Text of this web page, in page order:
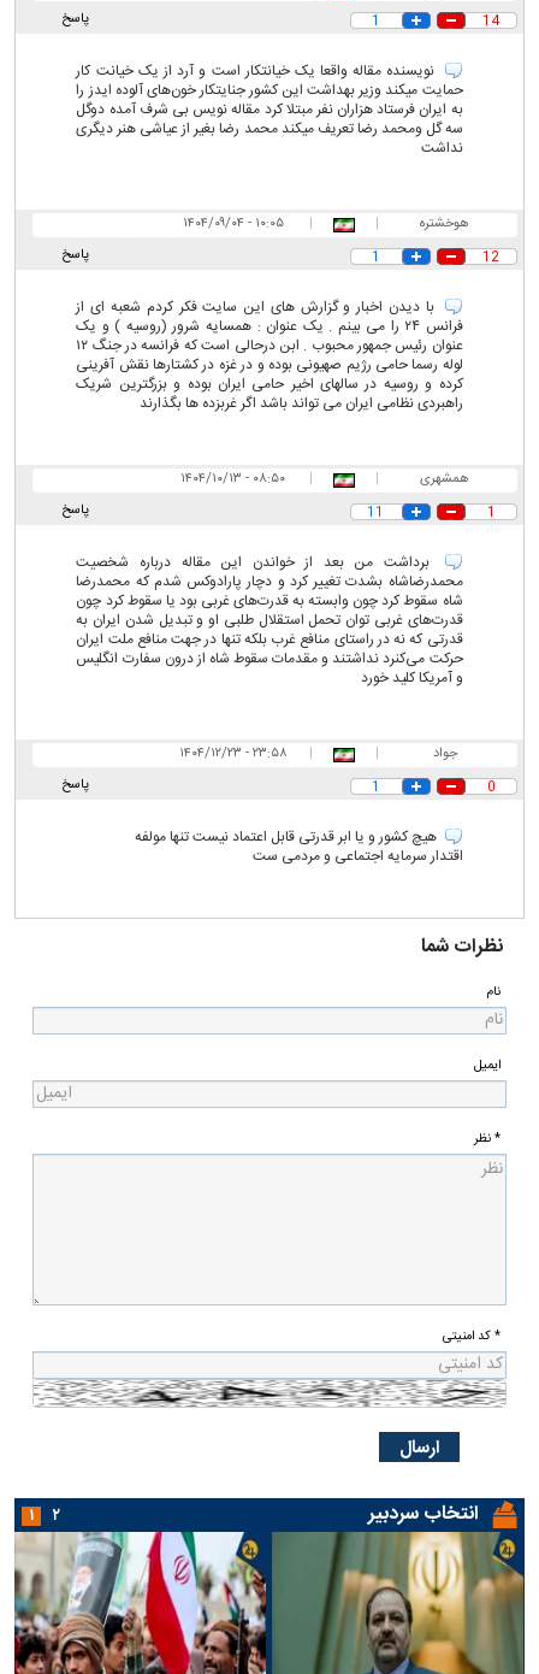
پاسخ
14
1
نویسنده مقاله واقعا یک خیانتکار است و آرد از یک خیانت کار
حمایت میکند وزیر بهداشت این کشور جنایتکار خون‌های آلوده ایدز را
به ایران فرستاد هزاران نفر مبتلا کرد مقاله نویس بی شرف آمده دوگل
سه گل ومحمد رضا تعریف میکند محمد رضا بغیر از عیاشی هنر دیگری
نداشت
هوخشتره |
|
۱۰:۰۵ - ۱۴۰۴/۰۹/۰۴
پاسخ
12
1
با دیدن اخبار و گزارش های این سایت فکر کردم شعبه ای از
فرانس ۲۴ را می بینم . یک عنوان : همسایه شرور (روسیه ) و یک
عنوان رئیس جمهور محبوب . ابن درحالی است که فرانسه در جنگ ۱۲
لوله رسما حامی رژیم صهیونی بوده و در غزه در کشتارها نقش آفرینی
کرده و روسیه در سالهای اخیر حامی ایران بوده و بزرگترین شریک
راهبردی نظامی ایران می تواند باشد اگر غربزده ها بگذارند
همشهری |
|
۰۸:۵۰ - ۱۴۰۴/۱۰/۱۳
پاسخ
1
11
برداشت من بعد از خواندن این مقاله درباره شخصیت
محمدرضاشاه بشدت تغییر کرد و دچار پارادوکس شدم که محمدرضا
شاه سقوط کرد چون وابسته به قدرت‌های غربی بود یا سقوط کرد چون
قدرت‌های غربی توان تحمل استقلال طلبی او و تبدیل شدن ایران به
قدرتی که نه در راستای منافع غرب بلکه تنها در جهت منافع ملت ایران
حرکت می‌کنرد نداشتند و مقدمات سقوط شاه از درون سفارت انگلیس
و آمریکا کلید خورد
جواد |
|
۲۳:۵۸ - ۱۴۰۴/۱۲/۲۳
پاسخ
0
1
هیچ کشور و یا ابر قدرتی قابل اعتماد نیست تنها مولفه
اقتدار سرمایه اجتماعی و مردمی ست
نظرات شما
نام
ایمیل
* نظر
* کد امنیتی
انتخاب سردبیر ۱ ۲